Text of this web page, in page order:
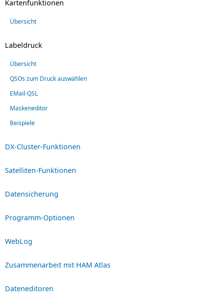
Kartenfunktionen
Übersicht
Labeldruck
Übersicht
QSOs zum Druck auswählen
EMail-QSL
Maskeneditor
Beispiele
DX-Cluster-Funktionen
Satelliten-Funktionen
Datensicherung
Programm-Optionen
WebLog
Zusammenarbeit mit HAM Atlas
Dateneditoren